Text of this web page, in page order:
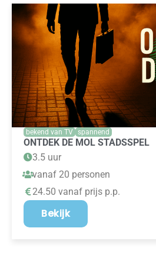
bekend van TV spannend
ONTDEK DE MOL STADSSPEL
3.5 uur
vanaf 20 personen
24.50 vanaf prijs p.p.
Bekijk